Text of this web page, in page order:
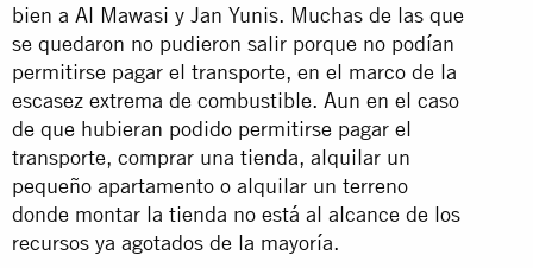
bien a Al Mawasi y Jan Yunis. Muchas de las que
se quedaron no pudieron salir porque no podían
permitirse pagar el transporte, en el marco de la
escasez extrema de combustible. Aun en el caso
de que hubieran podido permitirse pagar el
transporte, comprar una tienda, alquilar un
pequeño apartamento o alquilar un terreno
donde montar la tienda no está al alcance de los
recursos ya agotados de la mayoría.